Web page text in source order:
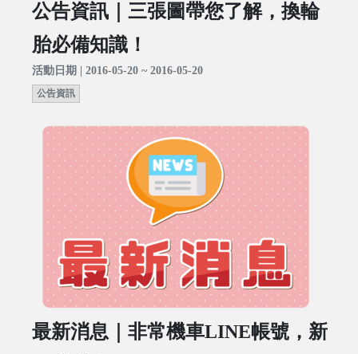
公告資訊｜三張圖帶您了解，換輪
胎必備知識！
活動日期 | 2016-05-20 ~ 2016-05-20
公告資訊
最新消息｜非常機車LINE帳號，新